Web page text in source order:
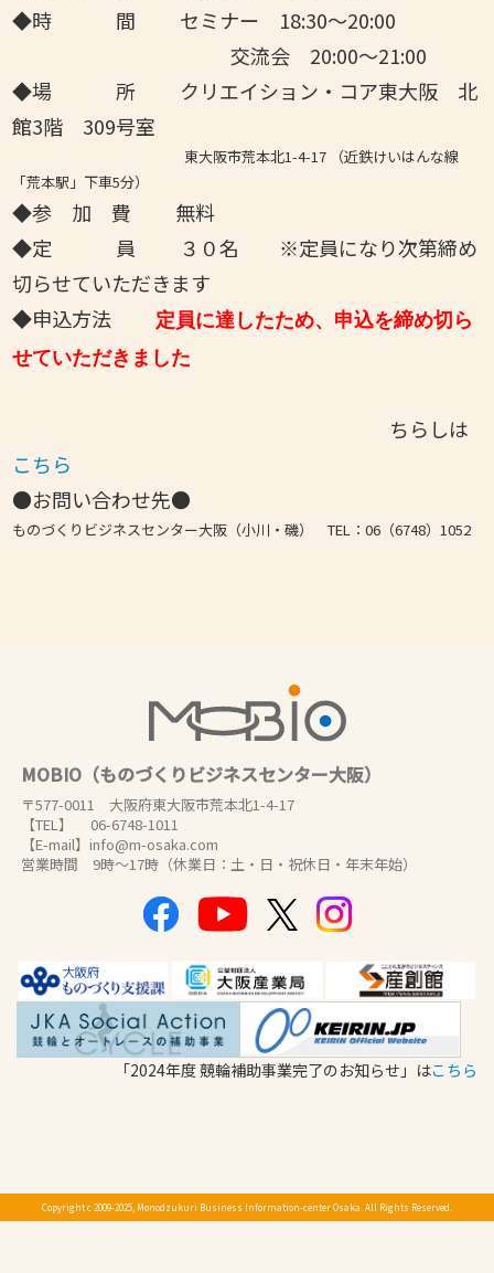
◆時 間 セミナー 18:30～20:00
交流会 20:00～21:00
◆場 所 クリエイション・コア東大阪 北
館3階 309号室
東大阪市荒本北1-4-17 （近鉄けいはんな線
「荒本駅」下車5分）
◆参 加 費 無料
◆定 員 ３０名 ※定員になり次第締め
切らせていただきます
◆申込方法
定員に達したため、申込を締め切ら
せていただきました
ちらしは
こちら
●お問い合わせ先●
ものづくりビジネスセンター大阪（小川・磯） TEL：06（6748）1052
MOBIO（ものづくりビジネスセンター大阪）
〒577-0011 大阪府東大阪市荒本北1-4-17
【TEL】 06-6748-1011
【E-mail】info@m-osaka.com
営業時間 9時～17時（休業日：土・日・祝休日・年末年始）
「2024年度 競輪補助事業完了のお知らせ」はこちら
Copyright c 2009-2025, Monodzukuri Business Information-center Osaka. All Rights Reserved.